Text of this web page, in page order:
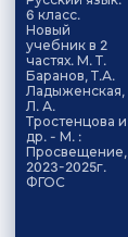
6 класс.
Новый
учебник в 2
частях. М. Т.
Баранов, Т.А.
Ладыженская,
Л. А.
Тростенцова и
др. - М. :
Просвещение,
2023-2025г.
ФГОС